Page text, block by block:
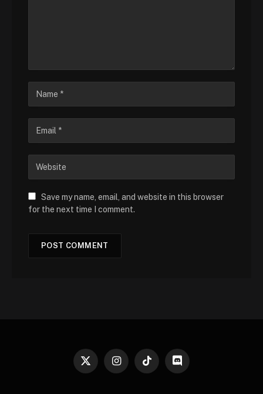
Save my name, email, and website in this browser
for the next time I comment.
X
InstagramTikTok Discord